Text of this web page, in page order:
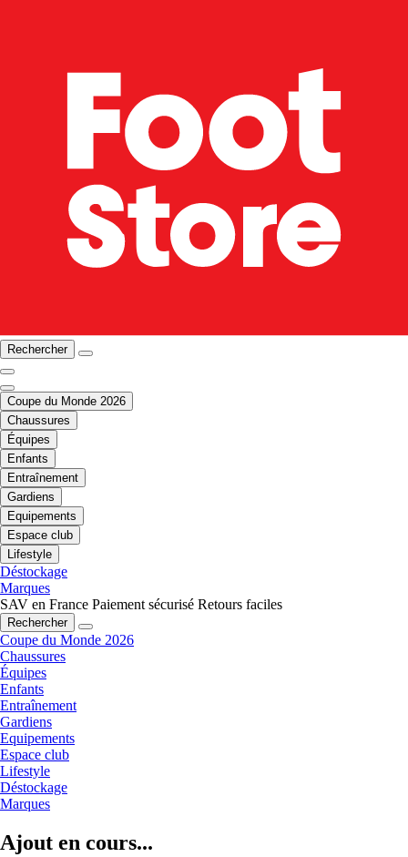
Rechercher
Coupe du Monde 2026
Chaussures
Équipes
Enfants
Entraînement
Gardiens
Equipements
Espace club
Lifestyle
Déstockage
Marques
SAV en France Paiement sécurisé Retours faciles
Rechercher
Coupe du Monde 2026
Chaussures
Équipes
Enfants
Entraînement
Gardiens
Equipements
Espace club
Lifestyle
Déstockage
Marques
Ajout en cours...